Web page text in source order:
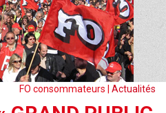
FO consommateurs | Actualités